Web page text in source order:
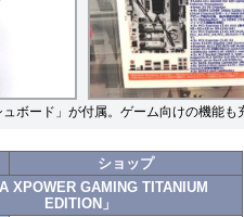
ボード」が付属。ゲーム向けの機能も
ショップ
XPOWER GAMING TITANIUM
EDITION」